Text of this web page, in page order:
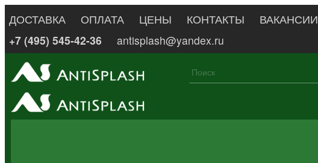
ДОСТАВКА ОПЛАТА ЦЕНЫ КОНТАКТЫ
ВАКАНСИИ
+7 (495) 545-42-36
antisplash@yandex.ru